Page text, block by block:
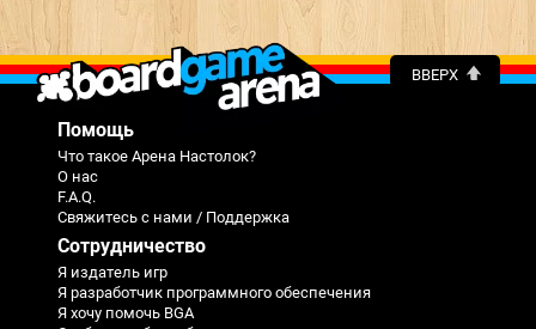
ВВЕРХ
Помощь
Что такое Арена Настолок?
О нас
F.A.Q.
Свяжитесь с нами / Поддержка
Сотрудничество
Я издатель игр
Я разработчик программного обеспечения
Я хочу помочь BGA